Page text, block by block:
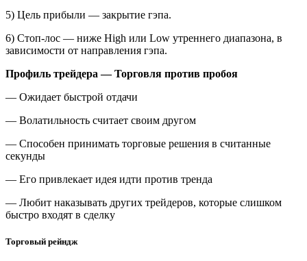
5) Цель прибыли — закрытие гэпа.
6) Стоп-лос — ниже High или Low утреннего диапазона, в
зависимости от направления гэпа.
Профиль трейдера — Торговля против пробоя
— Ожидает быстрой отдачи
— Волатильность считает своим другом
— Способен принимать торговые решения в считанные
секунды
— Его привлекает идея идти против тренда
— Любит наказывать других трейдеров, которые слишком
быстро входят в сделку
Торговый рейндж